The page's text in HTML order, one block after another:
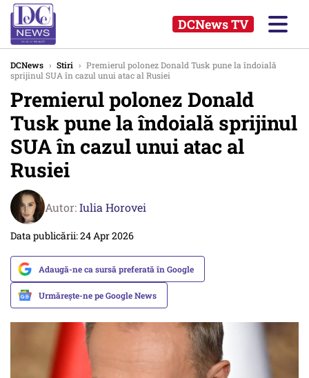
DCNews TV
DCNews › Stiri › Premierul polonez Donald Tusk pune la îndoială
sprijinul SUA în cazul unui atac al Rusiei
Premierul polonez Donald
Tusk pune la îndoială sprijinul
SUA în cazul unui atac al
Rusiei
Autor:Iulia Horovei
Data publicării: 24 Apr 2026
Adaugă-ne ca sursă preferată în Google
Urmărește-ne pe Google News